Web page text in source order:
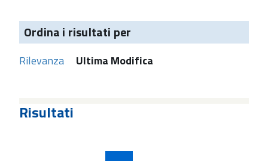
Ordina i risultati per
Rilevanza Ultima Modifica
Risultati